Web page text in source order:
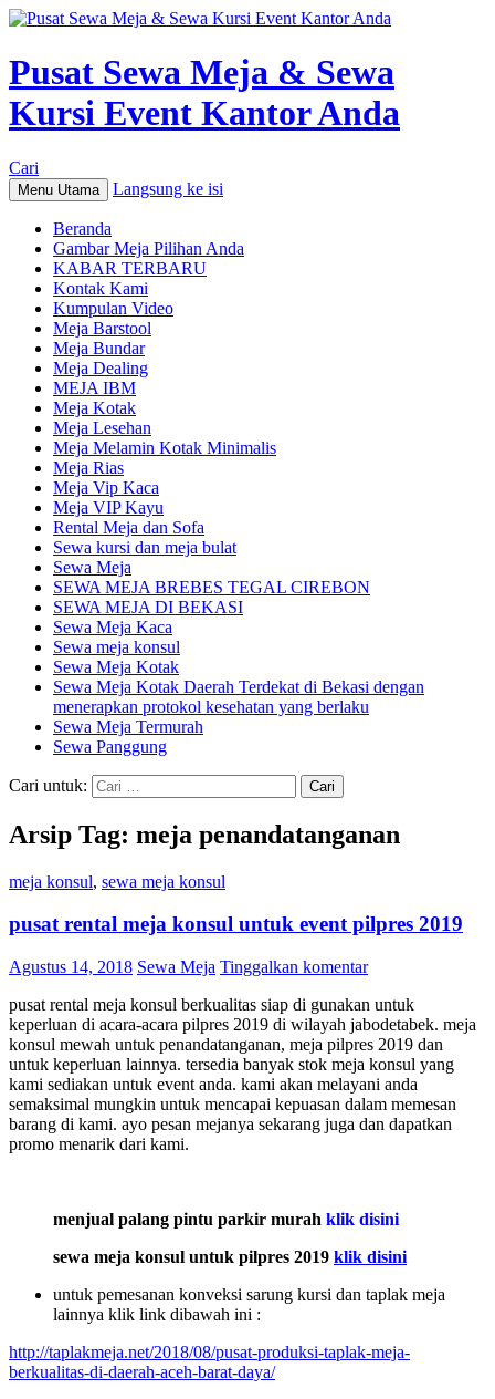
Pusat Sewa Meja & Sewa
Kursi Event Kantor Anda
Cari
Menu Utama Langsung ke isi
Beranda
Gambar Meja Pilihan Anda
KABAR TERBARU
Kontak Kami
Kumpulan Video
Meja Barstool
Meja Bundar
Meja Dealing
MEJA IBM
Meja Kotak
Meja Lesehan
Meja Melamin Kotak Minimalis
Meja Rias
Meja Vip Kaca
Meja VIP Kayu
Rental Meja dan Sofa
Sewa kursi dan meja bulat
Sewa Meja
SEWA MEJA BREBES TEGAL CIREBON
SEWA MEJA DI BEKASI
Sewa Meja Kaca
Sewa meja konsul
Sewa Meja Kotak
Sewa Meja Kotak Daerah Terdekat di Bekasi dengan
menerapkan protokol kesehatan yang berlaku
Sewa Meja Termurah
Sewa Panggung
Cari untuk:
Arsip Tag: meja penandatanganan
meja konsul, sewa meja konsul
pusat rental meja konsul untuk event pilpres 2019
Agustus 14, 2018 Sewa Meja Tinggalkan komentar
pusat rental meja konsul berkualitas siap di gunakan untuk
keperluan di acara-acara pilpres 2019 di wilayah jabodetabek. meja
konsul mewah untuk penandatanganan, meja pilpres 2019 dan
untuk keperluan lainnya. tersedia banyak stok meja konsul yang
kami sediakan untuk event anda. kami akan melayani anda
semaksimal mungkin untuk mencapai kepuasan dalam memesan
barang di kami. ayo pesan mejanya sekarang juga dan dapatkan
promo menarik dari kami.
menjual palang pintu parkir murah klik disini
sewa meja konsul untuk pilpres 2019 klik disini
untuk pemesanan konveksi sarung kursi dan taplak meja
lainnya klik link dibawah ini :
http://taplakmeja.net/2018/08/pusat-produksi-taplak-meja-
berkualitas-di-daerah-aceh-barat-daya/